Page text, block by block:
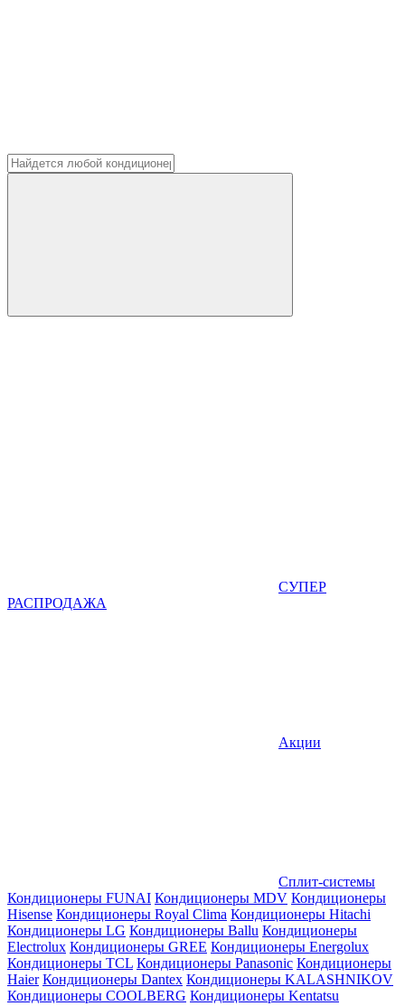
СУПЕР
РАСПРОДАЖА
Акции
Сплит-системы
Кондиционеры FUNAI Кондиционеры MDV Кондиционеры
Hisense Кондиционеры Royal Clima Кондиционеры Hitachi
Кондиционеры LG Кондиционеры Ballu Кондиционеры
Electrolux Кондиционеры GREE Кондиционеры Energolux
Кондиционеры TCL Кондиционеры Panasonic Кондиционеры
Haier Кондиционеры Dantex Кондиционеры KALASHNIKOV
Кондиционеры СOOLBERG Кондиционеры Kentatsu